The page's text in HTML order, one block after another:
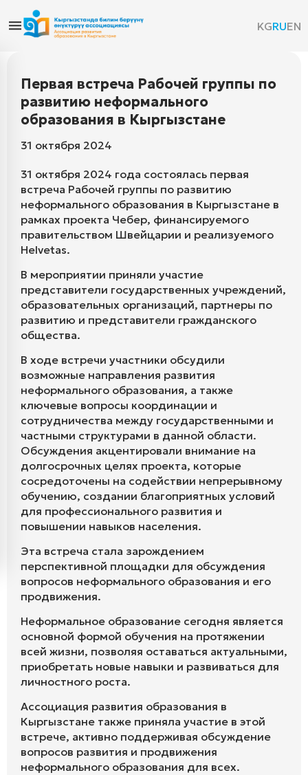
KGRUEN
Первая встреча Рабочей группы по
развитию неформального
образования в Кыргызстане
31 октября 2024
31 октября 2024 года состоялась первая
встреча Рабочей группы по развитию
неформального образования в Кыргызстане в
рамках проекта Чебер, финансируемого
правительством Швейцарии и реализуемого
Helvetas.
В мероприятии приняли участие
представители государственных учреждений,
образовательных организаций, партнеры по
развитию и представители гражданского
общества.
В ходе встречи участники обсудили
возможные направления развития
неформального образования, а также
ключевые вопросы координации и
сотрудничества между государственными и
частными структурами в данной области.
Обсуждения акцентировали внимание на
долгосрочных целях проекта, которые
сосредоточены на содействии непрерывному
обучению, создании благоприятных условий
для профессионального развития и
повышении навыков населения.
Эта встреча стала зарождением
перспективной площадки для обсуждения
вопросов неформального образования и его
продвижения.
Неформальное образование сегодня является
основной формой обучения на протяжении
всей жизни, позволяя оставаться актуальными,
приобретать новые навыки и развиваться для
личностного роста.
Ассоциация развития образования в
Кыргызстане также приняла участие в этой
встрече, активно поддерживая обсуждение
вопросов развития и продвижения
неформального образования для всех.